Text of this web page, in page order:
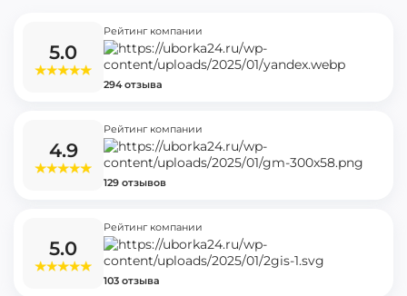
5.0
Рейтинг компании
294 отзыва
4.9
Рейтинг компании
129 отзывов
5.0
Рейтинг компании
103 отзыва